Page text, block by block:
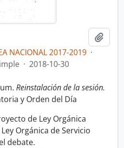
NACIONAL 2017-2019 ·
· 2018-10-30
Reinstalación de la sesión.
y Orden del Día
de Ley Orgánica
Orgánica de Servicio
debate.